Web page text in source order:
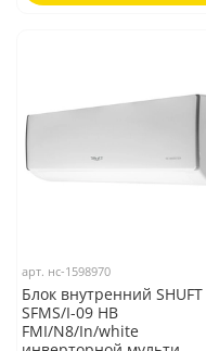
арт. нс-1598970
Блок внутренний SHUFT
SFMS/I-09 HB
FMI/N8/In/white